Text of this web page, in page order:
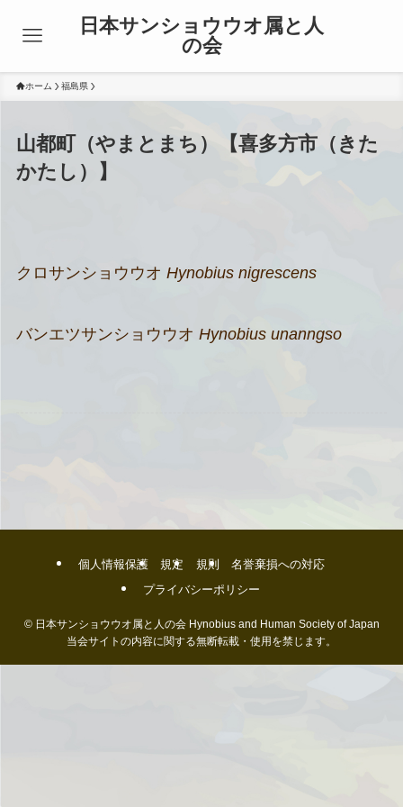
日本サンショウウオ属と人
の会
ホーム 福島県
山都町（やまとまち）【喜多方市（きた
かたし）】
クロサンショウウオ Hynobius nigrescens
バンエツサンショウウオ Hynobius unanngso
個人情報保護 規定 規則
名誉棄損への対応
プライバシーポリシー
©日本サンショウウオ属と人の会 Hynobius and Human Society of Japan
当会サイトの内容に関する無断転載・使用を禁じます。